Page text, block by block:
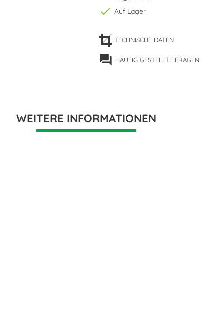
check Auf Lager
TECHNISCHE DATEN
forum HÄUFIG GESTELLTE FRAGEN
WEITERE INFORMATIONEN